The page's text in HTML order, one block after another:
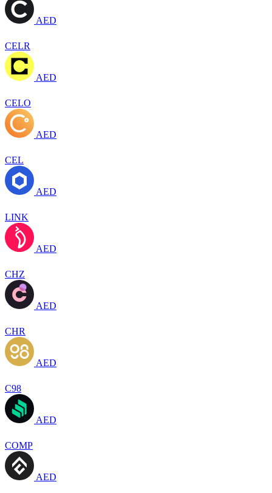
AED
CELR
AED
CELO
AED
CEL
AED
LINK
AED
CHZ
AED
CHR
AED
C98
AED
COMP
AED